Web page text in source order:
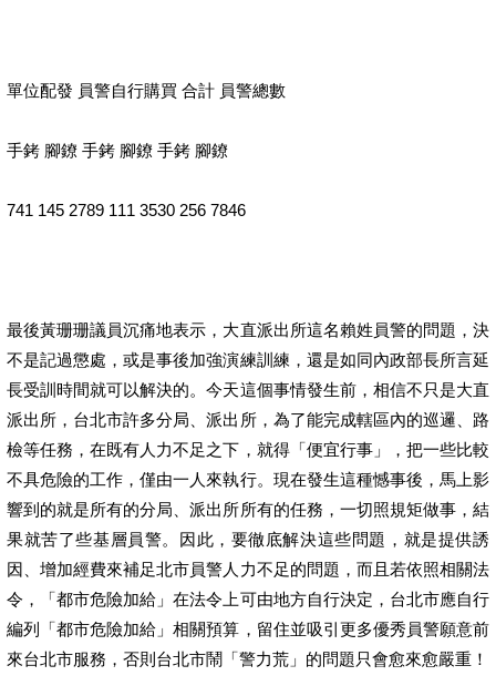
單位配發 員警自行購買 合計 員警總數
手銬 腳鐐 手銬 腳鐐 手銬 腳鐐
741 145 2789 111 3530 256 7846
最後黃珊珊議員沉痛地表示，大直派出所這名賴姓員警的問題，決
不是記過懲處，或是事後加強演練訓練，還是如同內政部長所言延
長受訓時間就可以解決的。今天這個事情發生前，相信不只是大直
派出所，台北市許多分局、派出所，為了能完成轄區內的巡邏、路
檢等任務，在既有人力不足之下，就得「便宜行事」，把一些比較
不具危險的工作，僅由一人來執行。現在發生這種憾事後，馬上影
響到的就是所有的分局、派出所所有的任務，一切照規矩做事，結
果就苦了些基層員警。因此，要徹底解決這些問題，就是提供誘
因、增加經費來補足北市員警人力不足的問題，而且若依照相關法
令，「都市危險加給」在法令上可由地方自行決定，台北市應自行
編列「都市危險加給」相關預算，留住並吸引更多優秀員警願意前
來台北市服務，否則台北市鬧「警力荒」的問題只會愈來愈嚴重！